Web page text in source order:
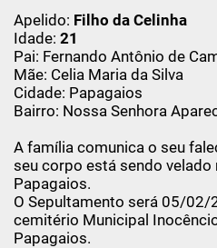
Apelido: Filho da Celinha
Idade: 21
Pai: Fernando Antônio de
Mãe: Celia Maria da Silva
Cidade: Papagaios
Bairro: Nossa Senhora
A família comunica o seu
seu corpo está sendo
Papagaios.
O Sepultamento será 05/02/
cemitério Municipal
Papagaios.